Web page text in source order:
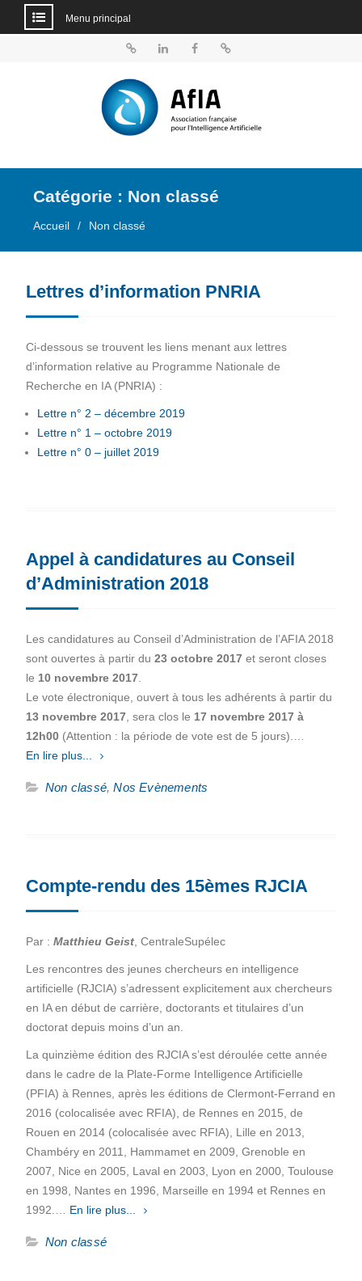
Menu principal
Catégorie : Non classé
Accueil Non classé
Lettres d’information PNRIA
Ci-dessous se trouvent les liens menant aux lettres
d’information relative au Programme Nationale de
Recherche en IA (PNRIA) :
Lettre n° 2 – décembre 2019
Lettre n° 1 – octobre 2019
Lettre n° 0 – juillet 2019
Appel à candidatures au Conseil
d’Administration 2018
Les candidatures au Conseil d’Administration de l’AFIA 2018
sont ouvertes à partir du 23 octobre 2017et seront closes
le 10 novembre 2017.
Le vote électronique, ouvert à tous les adhérents à partir du
13 novembre 2017, sera clos le 17 novembre 2017 à
12h00(Attention : la période de vote est de 5 jours).…
En lire plus...
Non classé,Nos Evènements
Compte-rendu des 15èmes RJCIA
Par : Matthieu Geist, CentraleSupélec
Les rencontres des jeunes chercheurs en intelligence
artificielle (RJCIA) s’adressent explicitement aux chercheurs
en IA en début de carrière, doctorants et titulaires d’un
doctorat depuis moins d’un an.
La quinzième édition des RJCIA s’est déroulée cette année
dans le cadre de la Plate-Forme Intelligence Artificielle
(PFIA) à Rennes, après les éditions de Clermont-Ferrand en
2016 (colocalisée avec RFIA), de Rennes en 2015, de
Rouen en 2014 (colocalisée avec RFIA), Lille en 2013,
Chambéry en 2011, Hammamet en 2009, Grenoble en
2007, Nice en 2005, Laval en 2003, Lyon en 2000, Toulouse
en 1998, Nantes en 1996, Marseille en 1994 et Rennes en
1992.… En lire plus...
Non classé